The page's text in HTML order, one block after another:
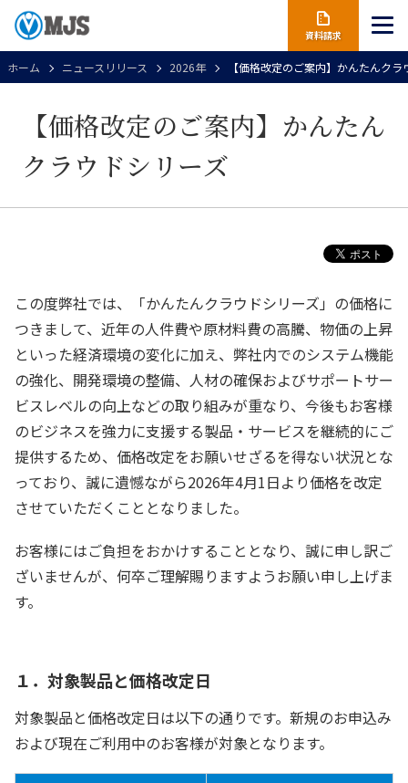
資料請求
ホーム ニュースリリース 2026年 【価格改定のご案内】かんたんクラ
【価格改定のご案内】かんたん
クラウドシリーズ
この度弊社では、「かんたんクラウドシリーズ」の価格に
つきまして、近年の人件費や原材料費の高騰、物価の上昇
といった経済環境の変化に加え、弊社内でのシステム機能
の強化、開発環境の整備、人材の確保およびサポートサー
ビスレベルの向上などの取り組みが重なり、今後もお客様
のビジネスを強力に支援する製品・サービスを継続的にご
提供するため、価格改定をお願いせざるを得ない状況とな
っており、誠に遺憾ながら2026年4月1日より価格を改定
させていただくこととなりました。
お客様にはご負担をおかけすることとなり、誠に申し訳ご
ざいませんが、何卒ご理解賜りますようお願い申し上げま
す。
１．対象製品と価格改定日
対象製品と価格改定日は以下の通りです。新規のお申込み
および現在ご利用中のお客様が対象となります。